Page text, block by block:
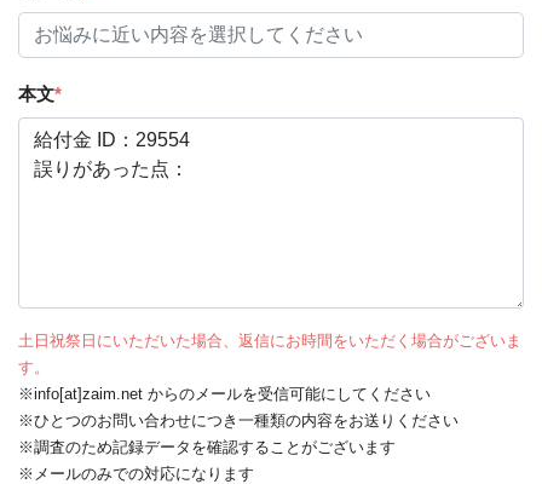
本文*
土日祝祭日にいただいた場合、返信にお時間をいただく場合がございま
す。
※info[at]zaim.net からのメールを受信可能にしてください
※ひとつのお問い合わせにつき一種類の内容をお送りください
※調査のため記録データを確認することがございます
※メールのみでの対応になります